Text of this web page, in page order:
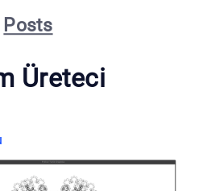
Posts
Üreteci